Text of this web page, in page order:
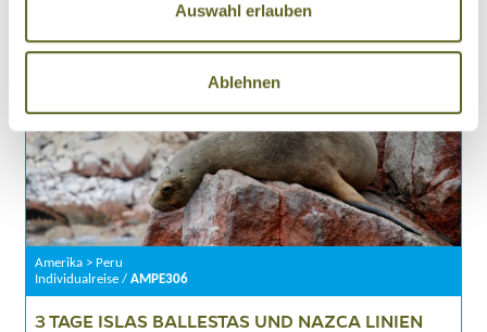
Auswahl erlauben
Ablehnen
Amerika > Peru
Individualreise / AMPE306
3 TAGE ISLAS BALLESTAS UND NAZCA LINIEN